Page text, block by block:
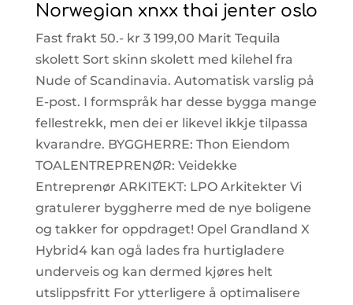
Norwegian xnxx thai jenter oslo
Fast frakt 50.- kr 3 199,00 Marit Tequila
skolett Sort skinn skolett med kilehel fra
Nude of Scandinavia. Automatisk varslig på
E-post. I formspråk har desse bygga mange
fellestrekk, men dei er likevel ikkje tilpassa
kvarandre. BYGGHERRE: Thon Eiendom
TOALENTREPRENØR: Veidekke
Entreprenør ARKITEKT: LPO Arkitekter Vi
gratulerer byggherre med de nye boligene
og takker for oppdraget! Opel Grandland X
Hybrid4 kan ogå lades fra hurtigladere
underveis og kan dermed kjøres helt
utslippsfritt For ytterligere å optimalisere